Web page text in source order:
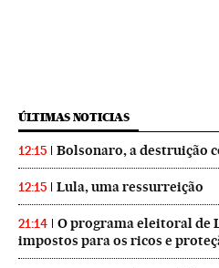
ÚLTIMAS NOTICIAS
12:15 Bolsonaro, a destruição
12:15 Lula, uma ressurreição
21:14
O programa eleitoral de
impostos para os ricos e